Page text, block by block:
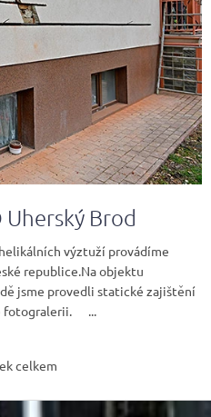
Uherský Brod
výztuží provádíme
republice.Na objektu
jsme provedli statické zajištění
fotogralerii. ...
Ocelkem